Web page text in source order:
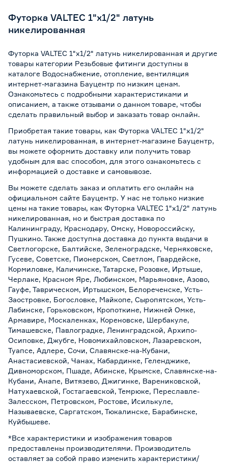
Футорка VALTEC 1"х1/2" латунь
никелированная
Футорка VALTEC 1"х1/2" латунь никелированная и другие
товары категории Резьбовые фитинги доступны в
каталоге Водоснабжение, отопление, вентиляция
интернет-магазина Бауцентр по низким ценам.
Ознакомьтесь с подробными характеристиками и
описанием, а также отзывами о данном товаре, чтобы
сделать правильный выбор и заказать товар онлайн.
Приобретая такие товары, как Футорка VALTEC 1"х1/2"
латунь никелированная, в интернет-магазине Бауцентр,
вы можете оформить доставку или получить товар
удобным для вас способом, для этого ознакомьтесь с
информацией о доставке и самовывозе.
Вы можете сделать заказ и оплатить его онлайн на
официальном сайте Бауцентр. У нас не только низкие
цены на такие товары, как Футорка VALTEC 1"х1/2" латунь
никелированная, но и быстрая доставка по
Калининграду, Краснодару, Омску, Новороссийску,
Пушкино. Также доступна доставка до пункта выдачи в
Светлогорске, Балтийске, Зеленоградске, Черняховске,
Гусеве, Советске, Пионерском, Светлом, Гвардейске,
Кормиловке, Каличинске, Татарске, Розовке, Иртыше,
Черлаке, Красном Яре, Любинском, Марьяновке, Азово,
Гауфе, Таврическом, Иртышском, Белореченске, Усть-
Заостровке, Богословке, Майкопе, Сыропятском, Усть-
Лабинске, Горьковском, Кропоткине, Нижней Омке,
Армавире, Москаленках, Кореновске, Шербакуле,
Тимашевске, Павлоградке, Ленинградской, Архипо-
Осиповке, Джубге, Новомихайловском, Лазаревском,
Туапсе, Адлере, Сочи, Славянске-на-Кубани,
Анастасиевской, Чанах, Кабардинке, Геленджике,
Дивноморском, Пшаде, Абинске, Крымске, Славянске-на-
Кубани, Анапе, Витязево, Джигинке, Варениковской,
Натухаевской, Гостагаевской, Темрюке, Переславле-
Залесском, Петровском, Ростове, Исилькуле,
Называевске, Саргатском, Тюкалинске, Барабинске,
Куйбышеве.
*Все характеристики и изображения товаров
предоставлены производителями. Производитель
оставляет за собой право изменить характеристики/